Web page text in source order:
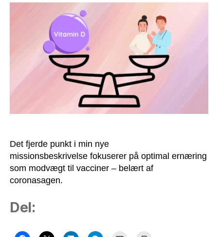
Mere
optimal
ernæring
som
modvægt
til
vacciner
Det fjerde punkt i min nye
missionsbeskrivelse fokuserer på optimal ernæring
som modvægt til vacciner – belært af
coronasagen.
Del: